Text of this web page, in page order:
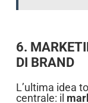
6.
DI BRAND
L’ultima idea
centrale: il